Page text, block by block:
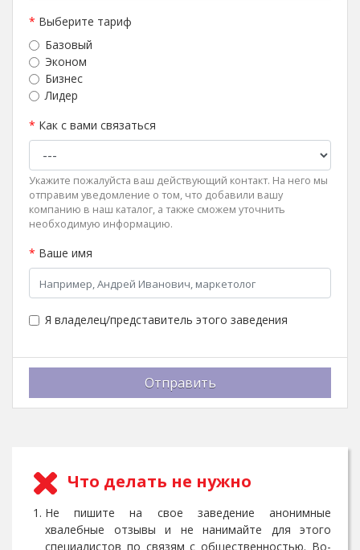
* Выберите тариф
Базовый
Эконом
Бизнес
Лидер
* Как с вами связаться
Укажите пожалуйста ваш действующий контакт. На него мы
отправим уведомление о том, что добавили вашу
компанию в наш каталог, а также сможем уточнить
необходимую информацию.
* Ваше имя
Я владелец/представитель этого заведения
Отправить
Что делать не нужно
Не пишите на свое заведение анонимные
хвалебные отзывы и не нанимайте для этого
специалистов по связям с общественностью. Во-